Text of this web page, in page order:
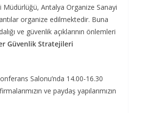
Antalya Organize Sanayi
organize edilmektedir. Buna
ve güvenlik açıklarının önlemleri
Güvenlik Stratejileri
Salonu’nda 14.00-16.30
ve paydaş yapılarımızın